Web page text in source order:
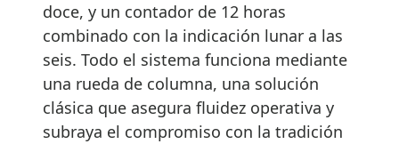
doce, y un contador de 12 horas
combinado con la indicación lunar a las
seis. Todo el sistema funciona mediante
una rueda de columna, una solución
clásica que asegura fluidez operativa y
subraya el compromiso con la tradición